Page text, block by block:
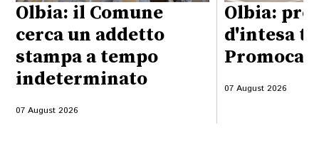
Olbia: il Comune
cerca un addetto
stampa a tempo
indeterminato
07 August 2026
Olbia:
d'intesa
07 August 2026